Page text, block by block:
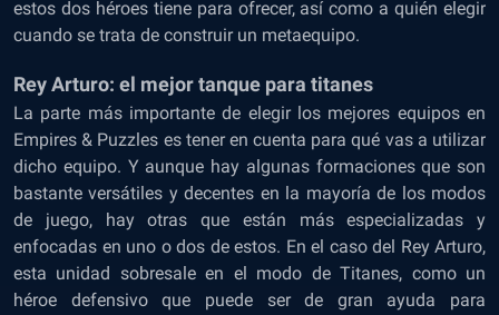
estos dos héroes tiene para ofrecer, así como a quién elegir
cuando se trata de construir un metaequipo.
Rey Arturo: el mejor tanque para titanes
La parte más importante de elegir los mejores equipos en
Empires & Puzzles es tener en cuenta para qué vas a utilizar
dicho equipo. Y aunque hay algunas formaciones que son
bastante versátiles y decentes en la mayoría de los modos
de juego, hay otras que están más especializadas y
enfocadas en uno o dos de estos. En el caso del Rey Arturo,
esta unidad sobresale en el modo de Titanes, como un
héroe defensivo que puede ser de gran ayuda para